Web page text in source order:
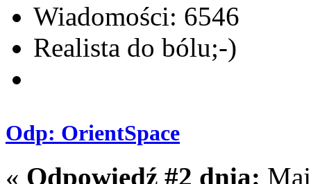
Wiadomości: 6546
Realista do bólu;-)
Odp: OrientSpace
« Odpowiedź #2 dnia: